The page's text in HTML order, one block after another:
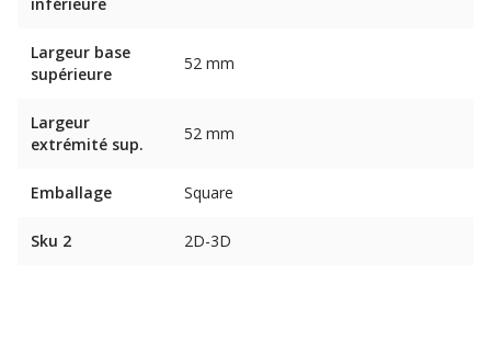
Largeur base
supérieure
52 mm
Largeur
extrémité sup.
52 mm
Emballage Square
Sku 2 2D-3D